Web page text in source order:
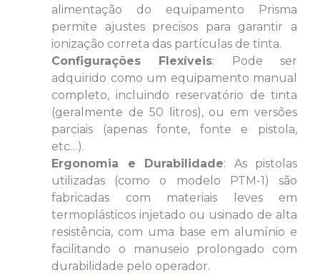
alimentação do equipamento Prisma
permite ajustes precisos para garantir a
ionização correta das partículas de tinta.
Configurações Flexíveis: Pode ser
adquirido como um equipamento manual
completo, incluindo reservatório de tinta
(geralmente de 50 litros), ou em versões
parciais (apenas fonte, fonte e pistola,
etc…).
Ergonomia e Durabilidade: As pistolas
utilizadas (como o modelo PTM-1) são
fabricadas com materiais leves em
termoplásticos injetado ou usinado de alta
resistência, com uma base em alumínio e
facilitando o manuseio prolongado com
durabilidade pelo operador.